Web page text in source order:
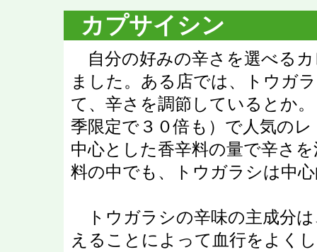
カプサイシン
自分の好みの辛さを選べる
ました。ある店では、トウガ
て、辛さを調節しているとか
季限定で３０倍も）で人気の
中心とした香辛料の量で辛さ
料の中でも、トウガラシは中
トウガラシの辛味の主成分
えることによって血行をよく